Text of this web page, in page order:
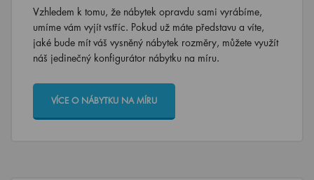
Vzhledem k tomu, že nábytek opravdu sami vyrábíme,
umíme vám vyjít vstříc. Pokud už máte představu a víte,
jaké bude mít váš vysněný nábytek rozměry, můžete využít
náš jedinečný konfigurátor nábytku na míru.
VÍCE O NÁBYTKU NA MÍRU